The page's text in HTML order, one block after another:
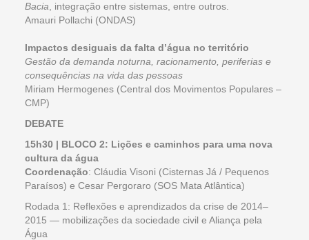
Bacia, integração entre sistemas, entre outros.
Amauri Pollachi (ONDAS)
Impactos desiguais da falta d’água no território
Gestão da demanda noturna, racionamento, periferias e
consequências na vida das pessoas
Miriam Hermogenes (Central dos Movimentos Populares –
CMP)
DEBATE
15h30 | BLOCO 2: Lições e caminhos para uma nova
cultura da água
Coordenação: Cláudia Visoni (Cisternas Já / Pequenos
Paraísos) e Cesar Pergoraro (SOS Mata Atlântica)
Rodada 1: Reflexões e aprendizados da crise de 2014–
2015 — mobilizações da sociedade civil e Aliança pela
Água